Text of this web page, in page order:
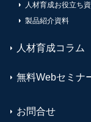
人材育成お役立ち
製品紹介資料
人材育成コラム
無料Webセミナ
お問合せ